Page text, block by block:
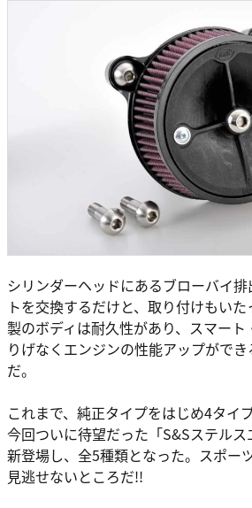
シリンダーヘッドにあるブローバイ
トを交換するだけと、取り付けもい
製のボディは耐久性があり、スマー
りげなくエンジンの性能アップがで
だ。
これまで、純正タイプをはじめ4タイ
今回ついに待望だった「S&Sステル
新登場し、全5種類となった。スポー
見逃せないところだ!!